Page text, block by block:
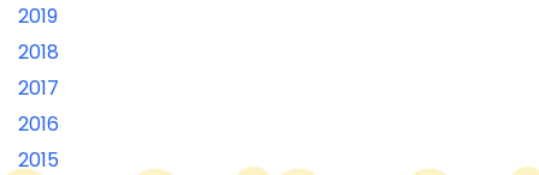
2019
2018
2017
2016
2015